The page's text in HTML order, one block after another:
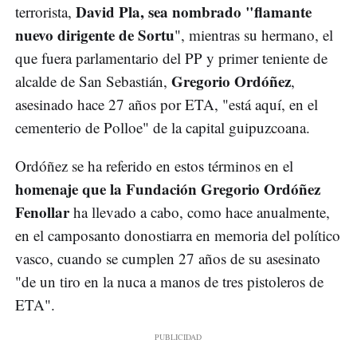
terrorista, David Pla, sea nombrado "flamante
nuevo dirigente de Sortu", mientras su hermano, el
que fuera parlamentario del PP y primer teniente de
alcalde de San Sebastián, Gregorio Ordóñez,
asesinado hace 27 años por ETA, "está aquí, en el
cementerio de Polloe" de la capital guipuzcoana.
Ordóñez se ha referido en estos términos en el
homenaje que la Fundación Gregorio Ordóñez
Fenollarha llevado a cabo, como hace anualmente,
en el camposanto donostiarra en memoria del político
vasco, cuando se cumplen 27 años de su asesinato
"de un tiro en la nuca a manos de tres pistoleros de
ETA".